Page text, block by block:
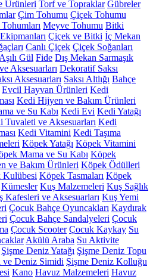
Ürünleri Torf ve Topraklar Gübreler
Çim Tohumu Çiçek Tohumu
Meyve Tohumu Bitki
Çiçek ve Bitki İç Mekan
Canlı Çiçek Çiçek Soğanları
Aşılı Gül Fide Dış Mekan Sarmaşık
Aksesuarları Dekoratif Saksı
Aksesuarları Saksı Altlığı Bahçe
Evcil Hayvan Ürünleri Kedi
Kedi Hijyen ve Bakım Ürünleri
ve Su Kabı Kedi Evi Kedi Yatağı
Tuvaleti ve Aksesuarları Kedi
Kedi Vitamini Kedi Taşıma
Köpek Yatağı Köpek Vitamini
Mama ve Su Kabı Köpek
ve Bakım Ürünleri Köpek Ödülleri
Kulübesi Köpek Tasmaları Köpek
Kümesler Kuş Malzemeleri Kuş Sağlık
Kafesleri ve Aksesuarları Kuş Yemi
Çocuk Bahçe Oyuncakları Kaydırak
Çocuk Bahçe Sandalyeleri Çocuk
Çocuk Scooter Çocuk Kaykay Su
Akülü Araba Su Aktivite
Şişme Deniz Yatağı Şişme Deniz Topu
ve Deniz Simidi Şişme Deniz Kolluğu
Kano Havuz Malzemeleri Havuz